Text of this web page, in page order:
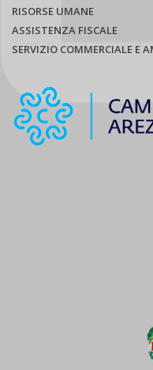
RISORSE UMANE
ASSISTENZA FISCALE
SERVIZIO COMMERCIALE E